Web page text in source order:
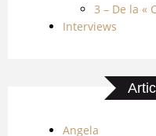
3 – De la «
Interviews
Angela